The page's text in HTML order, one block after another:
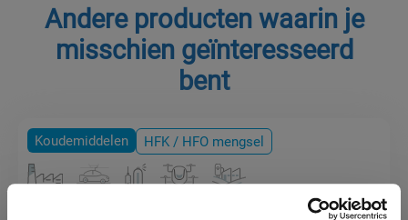
Andere producten waarin je
misschien geïnteresseerd
bent
Koudemiddelen HFK / HFO mengsel